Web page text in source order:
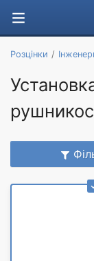
Розцінки